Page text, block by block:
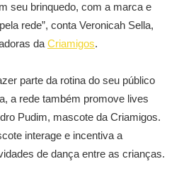
seu brinquedo, com a marca e
rede”, conta Veronicah Sella,
da Criamigos.
parte da rotina do seu público
a rede também promove lives
Pudim, mascote da Criamigos.
interage e incentiva a
de dança entre as crianças.